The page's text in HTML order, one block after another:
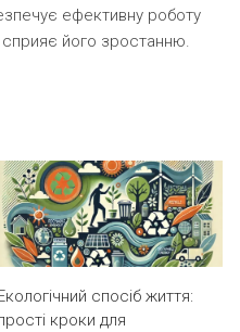
ефективну роботу
сприяє його зростанню.
спосіб життя:
кроки для